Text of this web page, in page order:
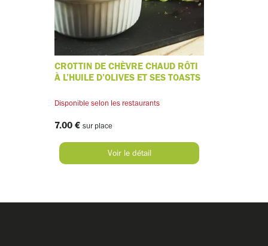
CROTTIN DE CHÈVRE CHAUD RÔTI
À L’HUILE D’OLIVES ET SES TOASTS
Disponible selon les restaurants
7.00 € sur place
Voir le détail